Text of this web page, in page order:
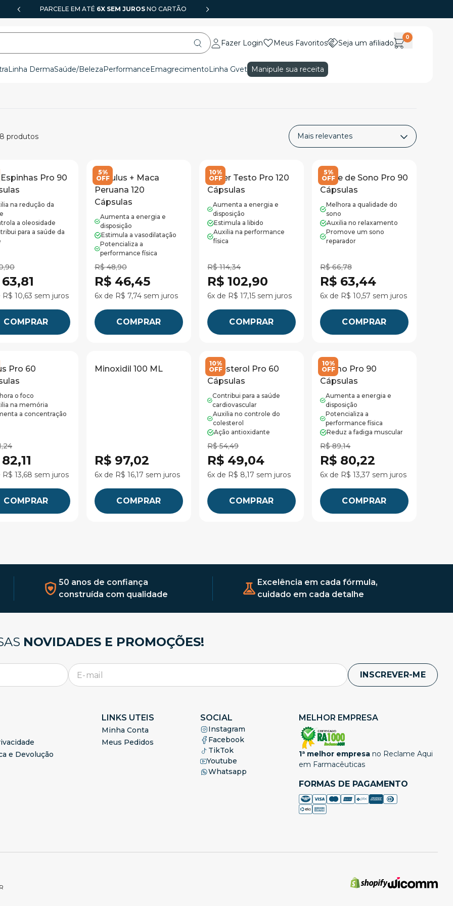
GFARMA
PARCELE EM ATÉ 6X SEM JUROS NO CARTÃO
Fazer Login Meus Favoritos Seja um afiliado
0
Linha DermaSaúde/BelezaPerformanceEmagrecimentoLinha Gvet Manipule sua receita
8 produtos
Pro 90
na redução da
a oleosidade
para a saúde da
R$ 10,63 sem juros
COMPRAR
5%
OFF
Tribulus + Maca
Peruana 120
Cápsulas
Aumenta a energia e
disposição
Estimula a vasodilatação
Potencializa a
performance física
R$ 48,90
R$ 46,45
6x de R$ 7,74 sem juros
COMPRAR
10%
OFF
Super Testo Pro 120
Cápsulas
Aumenta a energia e
disposição
Estimula a libido
Auxilia na performance
física
R$ 114,34
R$ 102,90
6x de R$ 17,15 sem juros
COMPRAR
5%
OFF
Noite de Sono Pro 90
Cápsulas
Melhora a qualidade do
sono
Auxilia no relaxamento
Promove um sono
reparador
R$ 66,78
R$ 63,44
6x de R$ 10,57 sem juros
COMPRAR
Pro 60
o foco
na memória
a concentração
R$ 13,68 sem juros
COMPRAR
Minoxidil 100 ML
R$ 97,02
6x de R$ 16,17 sem juros
COMPRAR
10%
OFF
Colesterol Pro 60
Cápsulas
Contribui para a saúde
cardiovascular
Auxilia no controle do
colesterol
Ação antioxidante
R$ 54,49
R$ 49,04
6x de R$ 8,17 sem juros
COMPRAR
10%
OFF
Termo Pro 90
Cápsulas
Aumenta a energia e
disposição
Potencializa a
performance física
Reduz a fadiga muscular
R$ 89,14
R$ 80,22
6x de R$ 13,37 sem juros
COMPRAR
50 anos de confiança
construída com qualidade
Excelência em cada fórmula,
cuidado em cada detalhe
NOVIDADES E PROMOÇÕES!
INSCREVER-ME
e Devolução
LINKS UTEIS
Minha Conta
Meus Pedidos
SOCIAL
Instagram
Facebook
TikTok
Youtube
Whatsapp
MELHOR EMPRESA
1ª melhor empresano Reclame Aqui
em Farmacêuticas
FORMAS DE PAGAMENTO